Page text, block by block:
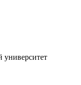
университет